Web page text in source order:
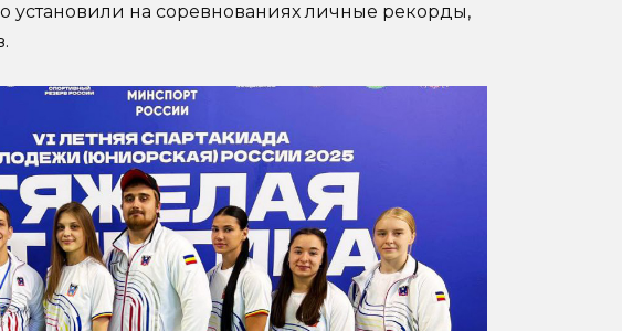
установили на соревнованиях личные рекорды,